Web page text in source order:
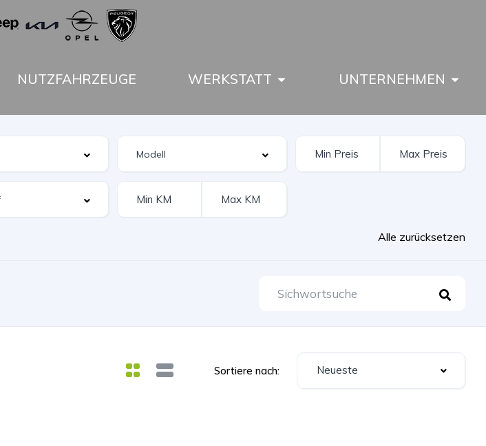
NUTZFAHRZEUGE WERKSTATT UNTERNEHMEN
Alle zurücksetzen
Sortiere nach: Neueste